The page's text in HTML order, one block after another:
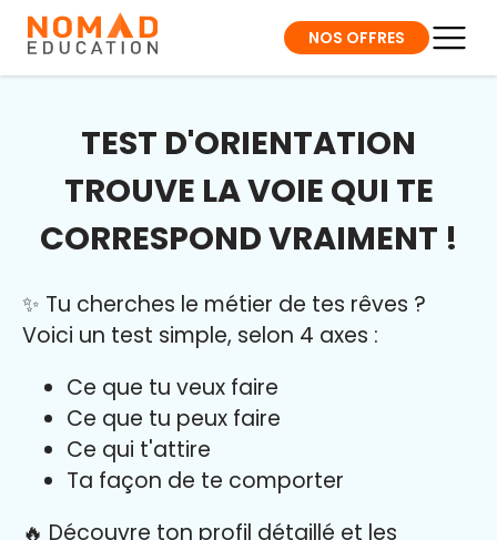
NOS OFFRES
TEST D'ORIENTATION
TROUVE LA VOIE QUI TE
CORRESPOND VRAIMENT !
✨ Tu cherches le métier de tes rêves ?
Voici un test simple, selon 4 axes :
Ce que tu veux faire
Ce que tu peux faire
Ce qui t'attire
Ta façon de te comporter
🔥 Découvre ton profil détaillé et les